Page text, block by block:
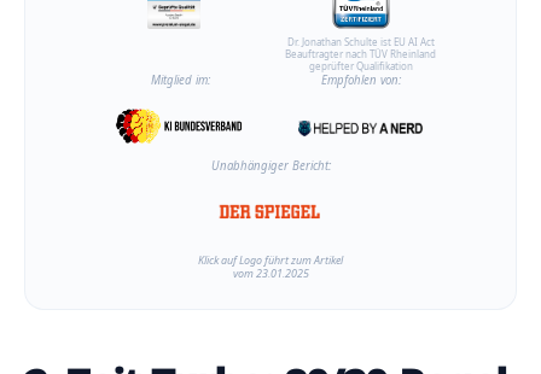
Dr. Jonathan Schulte ist EU AI Act
Beauftragter nach TÜV Rheinland
geprüfter Qualifikation
Mitglied im: Empfohlen von:
Unabhängiger Bericht:
Klick auf Logo führt zum Artikel
vom 23.01.2025